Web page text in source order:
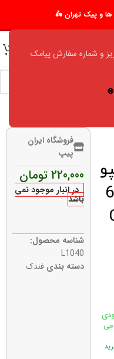
و شماره سفارش پیامک
و پیک تهران 🛵
6 عددی 6
فروشگاه ایران
پیپ
220,000 تومان
در انبار موجود نمی
باشد
شناسه محصول:
L1040
دسته بندی فندک